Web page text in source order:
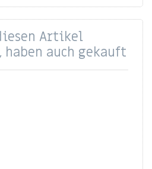
Artikel
haben auch gekauft